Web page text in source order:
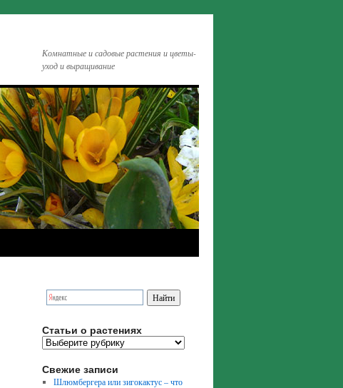
Комнатные и садовые растения и цветы-
уход и выращивание
Статьи о растениях
Свежие записи
Шлюмбергера или зигокактус – что